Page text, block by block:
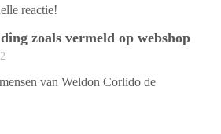
reactie!
zoals vermeld op webshop
van Weldon Corlido de